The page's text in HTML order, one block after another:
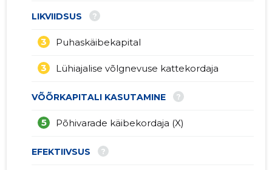
LIKVIIDSUS ?
Puhaskäibekapital
3
Lühiajalise võlgnevuse kattekordaja
3
VÕÕRKAPITALI KASUTAMINE ?
Põhivarade käibekordaja (X)
5
EFEKTIIVSUS ?